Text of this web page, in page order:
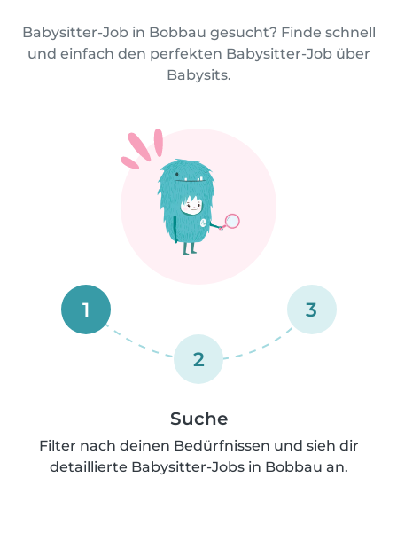
Babysitter-Job in Bobbau gesucht? Finde schnell
und einfach den perfekten Babysitter-Job über
Babysits.
1
2
3
Suche
Filter nach deinen Bedürfnissen und sieh dir
detaillierte Babysitter-Jobs in Bobbau an.